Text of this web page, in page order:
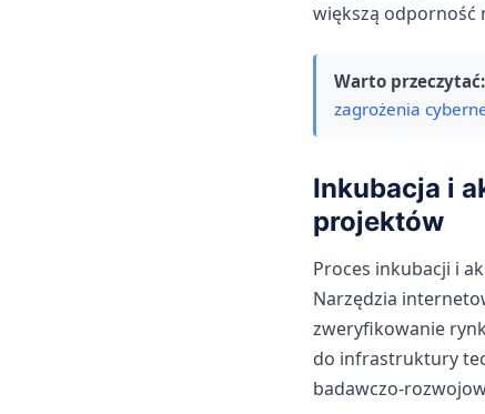
większą odporność
Warto przeczytać:
zagrożenia
Inkubacja i
projektów
Proces inkubacji i
Narzędzia
zweryfikowanie
do infrastruktury
badawczo-